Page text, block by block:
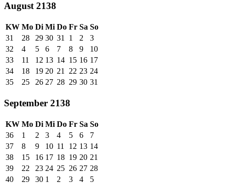
August 2138
KW Mo Di Mi Do Fr Sa So
31
28 29 30 31 1 2
3
32
4 5 6 7 8 9
10
33
11 12 13 14 15 16 17
34
18 19 20 21 22 23 24
35
25 26 27 28 29 30 31
September 2138
KW Mo Di Mi Do Fr Sa So
36
1 2 3 4 5 6
7
37
8 9 10 11 12 13 14
38
15 16 17 18 19 20 21
39
22 23 24 25 26 27 28
40
29 30 1 2 3 4 5